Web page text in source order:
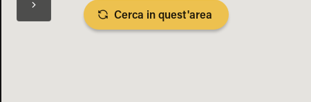
Cerca in quest'area